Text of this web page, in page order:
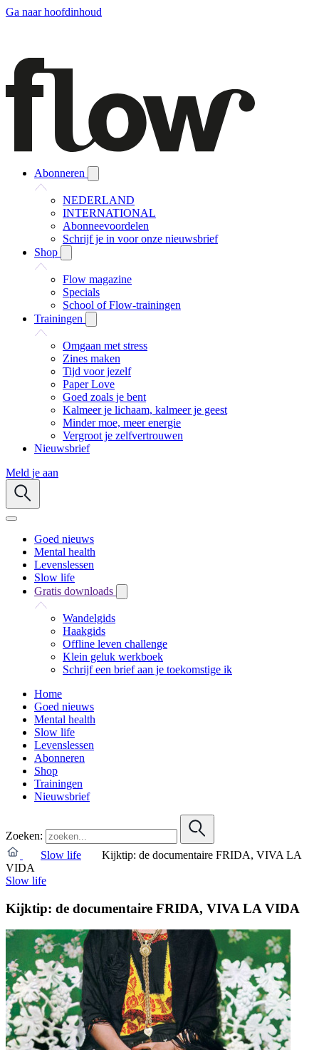
Ga naar hoofdinhoud
Abonneren
NEDERLAND
INTERNATIONAL
Abonneevoordelen
Schrijf je in voor onze nieuwsbrief
Shop
Flow magazine
Specials
School of Flow-trainingen
Trainingen
Omgaan met stress
Zines maken
Tijd voor jezelf
Paper Love
Goed zoals je bent
Kalmeer je lichaam, kalmeer je geest
Minder moe, meer energie
Vergroot je zelfvertrouwen
Nieuwsbrief
Meld je aan
Goed nieuws
Mental health
Levenslessen
Slow life
Gratis downloads
Wandelgids
Haakgids
Offline leven challenge
Klein geluk werkboek
Schrijf een brief aan je toekomstige ik
Home
Goed nieuws
Mental health
Slow life
Levenslessen
Abonneren
Shop
Trainingen
Nieuwsbrief
Zoeken:
Slow life
Kijktip: de documentaire FRIDA, VIVA LA
VIDA
Slow life
Kijktip: de documentaire FRIDA, VIVA LA VIDA